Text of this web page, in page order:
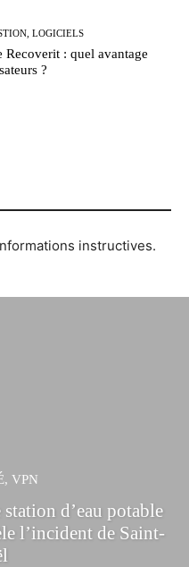
LOGICIELS
Recoverit : quel avantage
?
instructives.
VPN
d’eau potable
l’incident de Saint-